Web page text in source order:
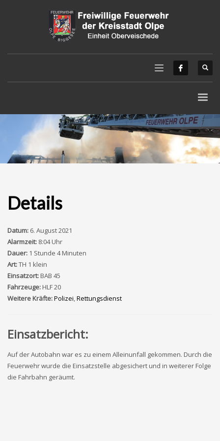
Details
Datum: 6. August 2021
Alarmzeit: 8:04 Uhr
Dauer: 1 Stunde 4 Minuten
Art:TH 1 klein
Einsatzort:BAB 45
Fahrzeuge:HLF 20
Weitere Kräfte:Polizei,Rettungsdienst
Einsatzbericht:
Auf der Autobahn war es zu einem Alleinunfall gekommen. Durch die
Feuerwehr wurde die Einsatzstelle abgesichert und in weiterer Folge
die Fahrbahn geräumt.